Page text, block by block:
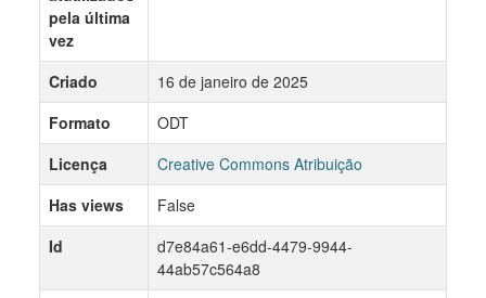
pela última
vez
Criado
16 de janeiro de 2025
Formato
ODT
Licença
Creative Commons Atribuição
Has views
False
Id
d7e84a61-e6dd-4479-9944-
44ab57c564a8